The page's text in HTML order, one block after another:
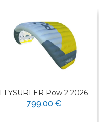
FLYSURFER Pow 2 2026
799,00 €